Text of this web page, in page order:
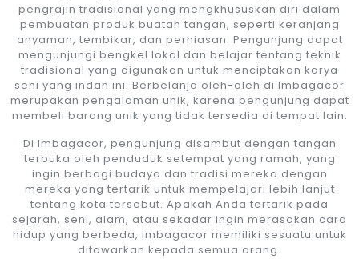
pengrajin tradisional yang mengkhususkan diri dalam
pembuatan produk buatan tangan, seperti keranjang
anyaman, tembikar, dan perhiasan. Pengunjung dapat
mengunjungi bengkel lokal dan belajar tentang teknik
tradisional yang digunakan untuk menciptakan karya
seni yang indah ini. Berbelanja oleh-oleh di Imbagacor
merupakan pengalaman unik, karena pengunjung dapat
membeli barang unik yang tidak tersedia di tempat lain.
Di Imbagacor, pengunjung disambut dengan tangan
terbuka oleh penduduk setempat yang ramah, yang
ingin berbagi budaya dan tradisi mereka dengan
mereka yang tertarik untuk mempelajari lebih lanjut
tentang kota tersebut. Apakah Anda tertarik pada
sejarah, seni, alam, atau sekadar ingin merasakan cara
hidup yang berbeda, Imbagacor memiliki sesuatu untuk
ditawarkan kepada semua orang.